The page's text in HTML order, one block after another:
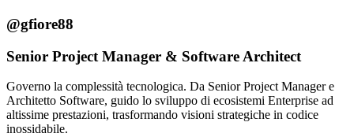
@gfiore88
Senior Project Manager & Software Architect
Governo la complessità tecnologica. Da Senior Project Manager e
Architetto Software, guido lo sviluppo di ecosistemi Enterprise ad
altissime prestazioni, trasformando visioni strategiche in codice
inossidabile.